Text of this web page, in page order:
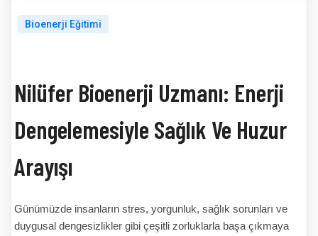
Bioenerji Eğitimi
Nilüfer Bioenerji Uzmanı: Enerji
Dengelemesiyle Sağlık Ve Huzur
Arayışı
Günümüzde insanların stres, yorgunluk, sağlık sorunları ve
duygusal dengesizlikler gibi çeşitli zorluklarla başa çıkmaya